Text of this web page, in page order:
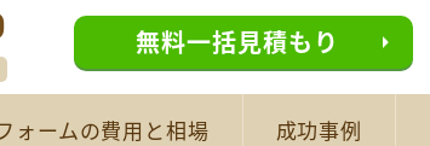
無料一括見積もり
ォームの費用と相場 成功事例